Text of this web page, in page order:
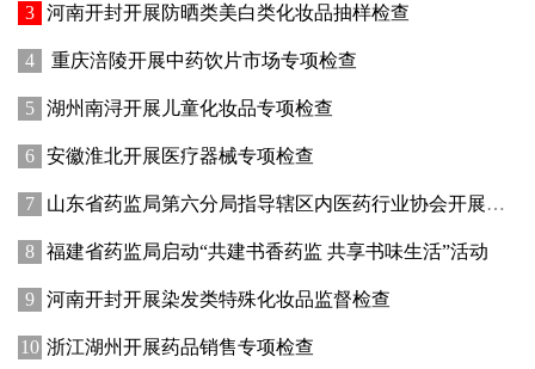
河南开封开展防晒类美白类化妆品抽样检查
重庆涪陵开展中药饮片市场专项检查
湖州南浔开展儿童化妆品专项检查
安徽淮北开展医疗器械专项检查
山东省药监局第六分局指导辖区内医药行业协会开展中药材鉴别实训活动
福建省药监局启动“共建书香药监 共享书味生活”活动
河南开封开展染发类特殊化妆品监督检查
浙江湖州开展药品销售专项检查